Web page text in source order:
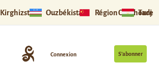
Kirghizstan Ouzbékistan Région Ouïghoure
S’abonner
Connexion